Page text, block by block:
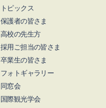
トピックス
保護者の皆さま
高校の先生方
採用ご担当の皆さま
卒業生の皆さま
フォトギャラリー
同窓会
国際観光学会